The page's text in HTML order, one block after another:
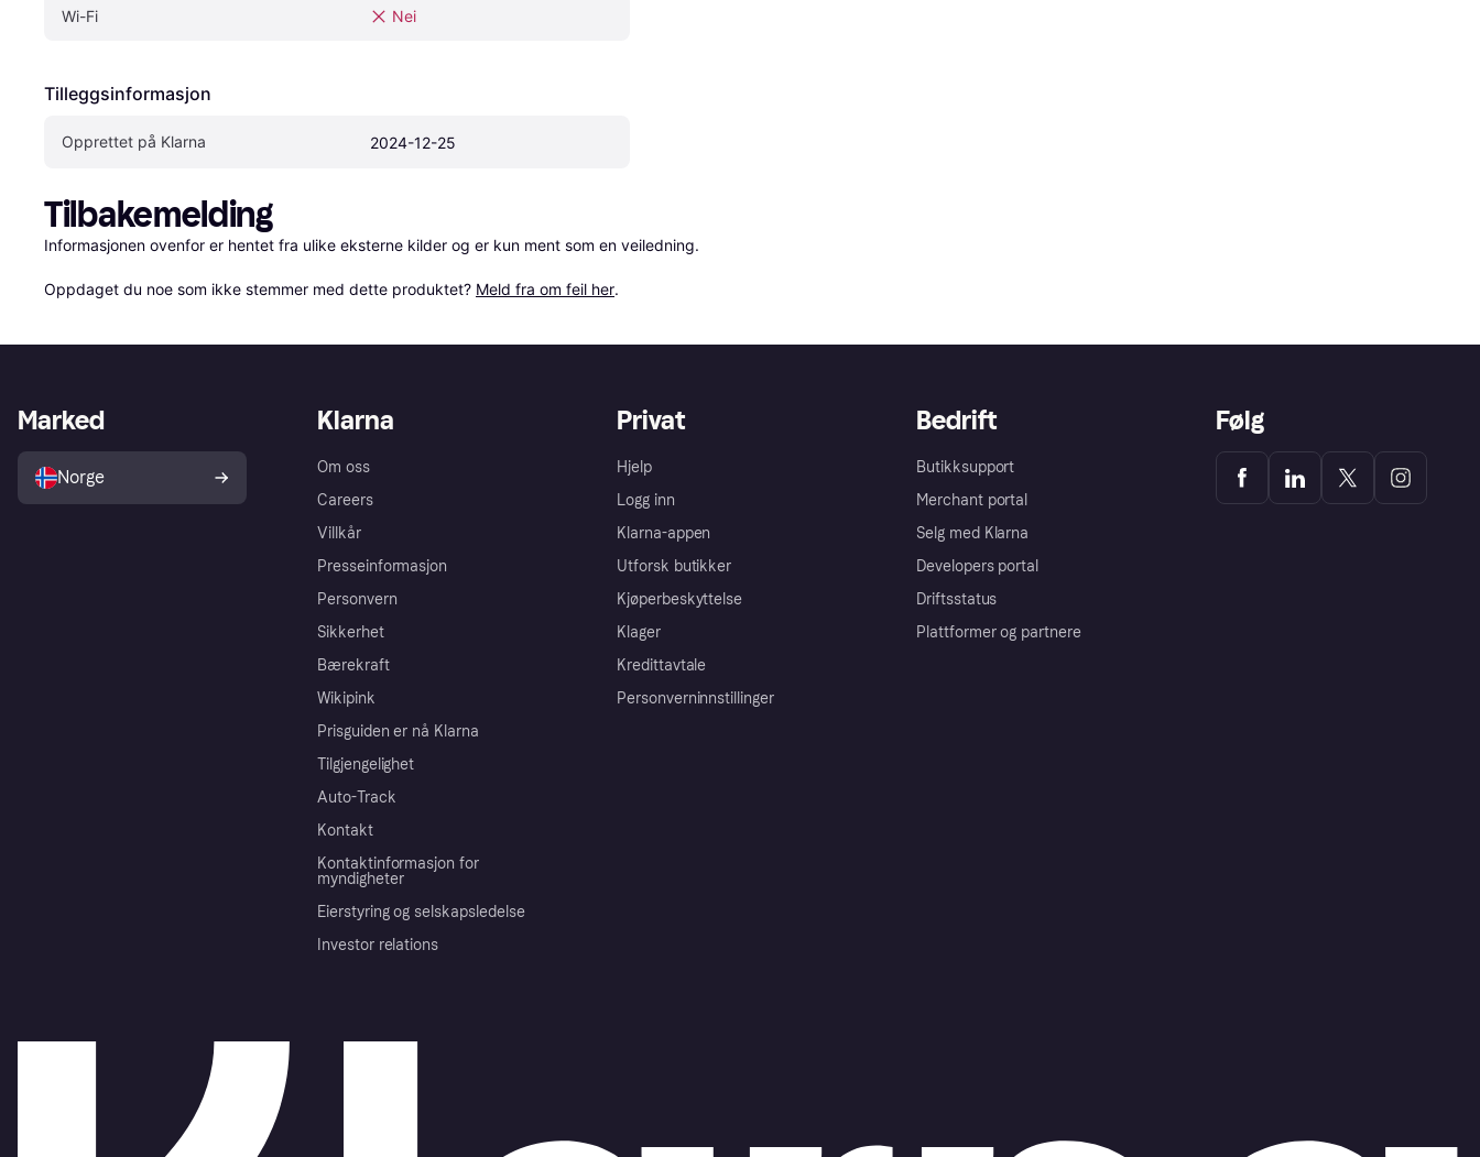
Wi-Fi Nei
Tilleggsinformasjon
Opprettet på Klarna 2024-12-25
Tilbakemelding
Informasjonen ovenfor er hentet fra ulike eksterne kilder og er kun ment som en veiledning.
Oppdaget du noe som ikke stemmer med dette produktet? Meld fra om feil her.
Klarna
Om oss
Careers
Villkår
Presseinformasjon
Personvern
Sikkerhet
Bærekraft
Wikipink
Prisguiden er nå Klarna
Tilgjengelighet
Auto-Track
Kontakt
Kontaktinformasjon for
myndigheter
Eierstyring og selskapsledelse
Investor relations
Privat
Hjelp
Logg inn
Klarna-appen
Utforsk butikker
Kjøperbeskyttelse
Klager
Kredittavtale
Personverninnstillinger
Bedrift
Butikksupport
Merchant portal
Selg med Klarna
Developers portal
Driftsstatus
Plattformer og partnere
Marked
Norge
Følg